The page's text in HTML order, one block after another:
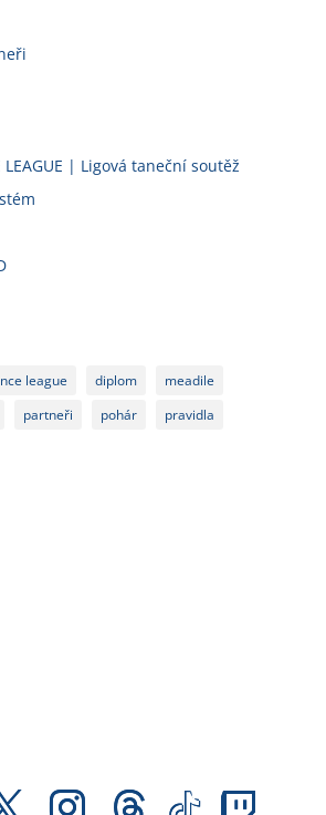
LEAGUE | Ligová taneční soutěž
league diplom
meadile
partneři pohár
pravidla